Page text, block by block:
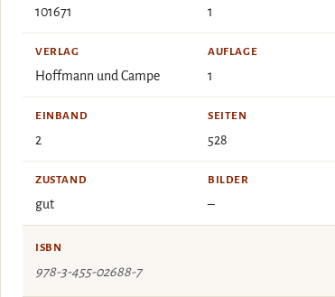
101671 1
VERLAG
Hoffmann und Campe
AUFLAGE
1
EINBAND
2
SEITEN
528
ZUSTAND
gut
BILDER
–
ISBN
978-3-455-02688-7